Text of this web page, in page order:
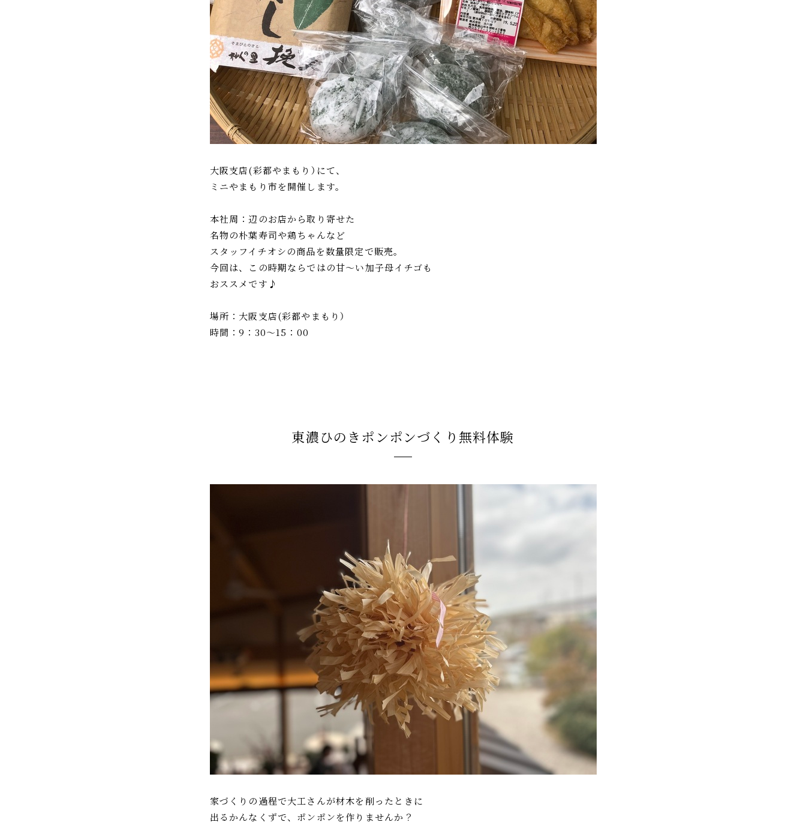
大阪支店(彩都やまもり）にて、
ミニやまもり市を開催します。
本社周：辺のお店から取り寄せた
名物の朴葉寿司や鶏ちゃんなど
スタッフイチオシの商品を数量限定で販売。
今回は、この時期ならではの甘～い加子母イチゴも
おススメです♪
場所：大阪支店(彩都やまもり）
時間：9：30～15：00
東濃ひのきポンポンづくり無料体験
家づくりの過程で大工さんが材木を削ったときに
出るかんなくずで、ポンポンを作りませんか？